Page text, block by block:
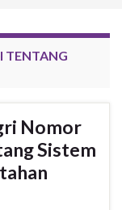
TENTANG
Nomor
Sistem